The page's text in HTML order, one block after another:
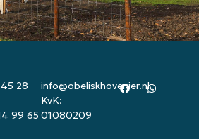
28
99 65
info@obeliskhovenier.nl
KvK:
01080209